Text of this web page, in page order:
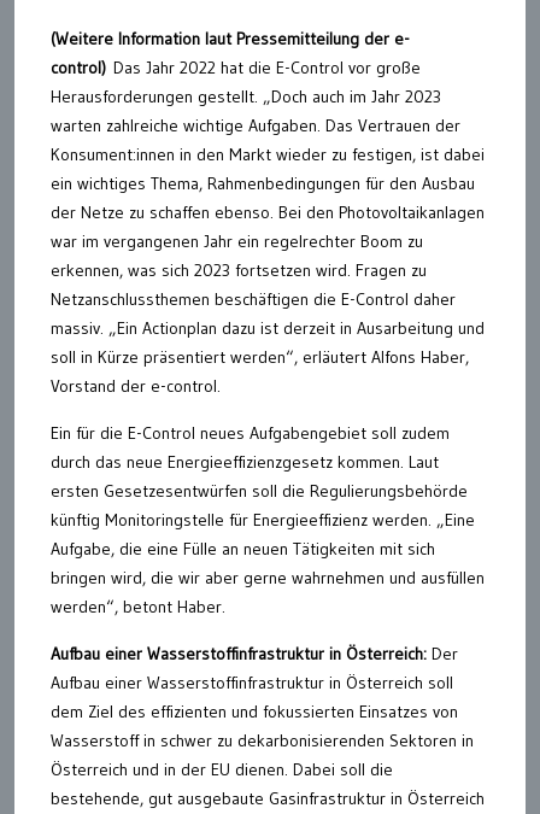
(Weitere Information laut Pressemitteilung der e-
control) Das Jahr 2022 hat die E-Control vor große
Herausforderungen gestellt. „Doch auch im Jahr 2023
warten zahlreiche wichtige Aufgaben. Das Vertrauen der
Konsument:innen in den Markt wieder zu festigen, ist dabei
ein wichtiges Thema, Rahmenbedingungen für den Ausbau
der Netze zu schaffen ebenso. Bei den Photovoltaikanlagen
war im vergangenen Jahr ein regelrechter Boom zu
erkennen, was sich 2023 fortsetzen wird. Fragen zu
Netzanschlussthemen beschäftigen die E-Control daher
massiv. „Ein Actionplan dazu ist derzeit in Ausarbeitung und
soll in Kürze präsentiert werden“, erläutert Alfons Haber,
Vorstand der e-control.
Ein für die E-Control neues Aufgabengebiet soll zudem
durch das neue Energieeffizienzgesetz kommen. Laut
ersten Gesetzesentwürfen soll die Regulierungsbehörde
künftig Monitoringstelle für Energieeffizienz werden. „Eine
Aufgabe, die eine Fülle an neuen Tätigkeiten mit sich
bringen wird, die wir aber gerne wahrnehmen und ausfüllen
werden“, betont Haber.
Aufbau einer Wasserstoffinfrastruktur in Österreich: Der
Aufbau einer Wasserstoffinfrastruktur in Österreich soll
dem Ziel des effizienten und fokussierten Einsatzes von
Wasserstoff in schwer zu dekarbonisierenden Sektoren in
Österreich und in der EU dienen. Dabei soll die
bestehende, gut ausgebaute Gasinfrastruktur in Österreich